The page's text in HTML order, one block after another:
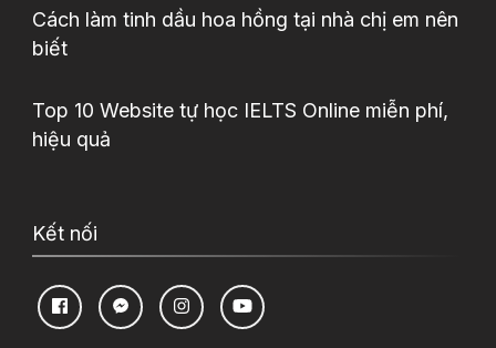
Cách làm tinh dầu hoa hồng tại nhà chị em nên
biết
Top 10 Website tự học IELTS Online miễn phí,
hiệu quả
Kết nối